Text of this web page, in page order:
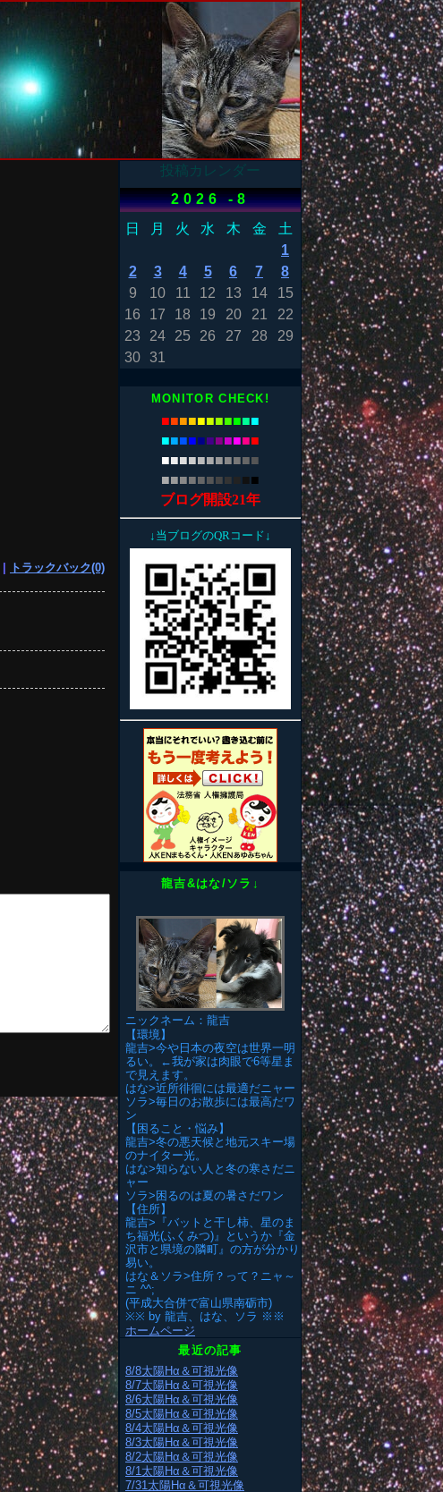
トラックバック(0)
投稿カレンダー
2026 -8
日
月 火 水 木 金
土
1
2
3 4 5 6 7
8
9
10 11 12 13 14
15
16
17 18 19 20 21
22
23
24 25 26 27 28
29
30 31
MONITOR CHECK!
■■■■■■■■■■■
■■■■■■■■■■■
■■■■■■■■■■■
■■■■■■■■ ■■
ブログ開設21年
↓当ブログのQRコード↓
龍吉&はな/ソラ↓
ニックネーム：龍吉
【環境】
龍吉>今や日本の夜空は世界一明
るい。←我が家は肉眼で6等星ま
で見えます。
はな>近所徘徊には最適だニャー
ソラ>毎日のお散歩には最高だワ
ン
【困ること・悩み】
龍吉>冬の悪天候と地元スキー場
のナイター光。
はな>知らない人と冬の寒さだニ
ャー
ソラ>困るのは夏の暑さだワン
【住所】
龍吉>『バットと干し柿、星のま
ち福光(ふくみつ)』というか『金
沢市と県境の隣町』の方が分かり
易い。
はな＆ソラ>住所？って？ニャ～
ニ ^^;
(平成大合併で富山県南砺市)
※※ by 龍吉、はな、ソラ ※※
ホームページ
最近の記事
8/8太陽Hα＆可視光像
8/7太陽Hα＆可視光像
8/6太陽Hα＆可視光像
8/5太陽Hα＆可視光像
8/4太陽Hα＆可視光像
8/3太陽Hα＆可視光像
8/2太陽Hα＆可視光像
8/1太陽Hα＆可視光像
7/31太陽Hα＆可視光像